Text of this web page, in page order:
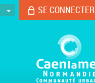
SE CONNECTER